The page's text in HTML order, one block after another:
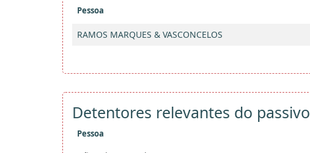
Pessoa
RAMOS MARQUES & VASCONCELOS
Detentores relevantes do passivo
Pessoa